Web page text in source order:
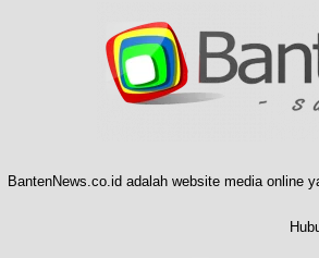
BantenNews.co.id adalah website media online